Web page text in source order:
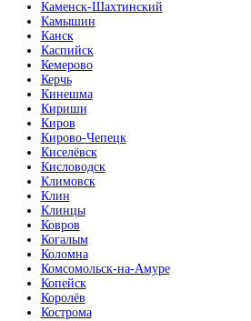
Каменск-Шахтинский
Камышин
Канск
Каспийск
Кемерово
Керчь
Кинешма
Кириши
Киров
Кирово-Чепецк
Киселёвск
Кисловодск
Климовск
Клин
Клинцы
Ковров
Когалым
Коломна
Комсомольск-на-Амуре
Копейск
Королёв
Кострома